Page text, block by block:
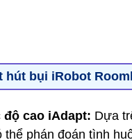
bụi iRobot
cao iAdapt: Dựa
phán đoán tình